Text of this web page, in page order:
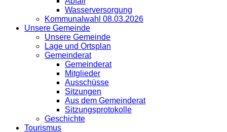
Wasserversorgung
Kommunalwahl 08.03.2026
Unsere Gemeinde
Unsere Gemeinde
Lage und Ortsplan
Gemeinderat
Gemeinderat
Mitglieder
Ausschüsse
Sitzungen
Aus dem Gemeinderat
Sitzungsprotokolle
Geschichte
Tourismus